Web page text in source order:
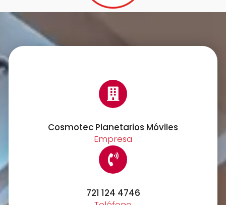
Cosmotec Planetarios Móviles
Empresa
721 124 4746